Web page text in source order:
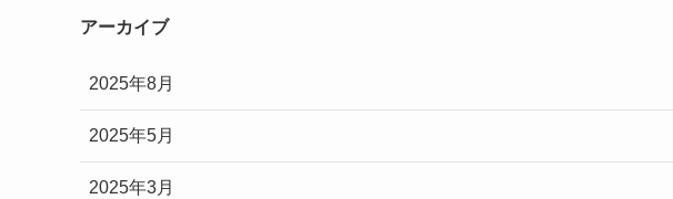
アーカイブ
2025年8月
2025年5月
2025年3月